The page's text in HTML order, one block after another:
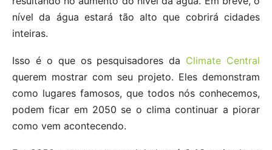
nível da água estará tão alto que cobrirá cidades
inteiras.
Isso é o que os pesquisadores da Climate Central
querem mostrar com seu projeto. Eles demonstram
como lugares famosos, que todos nós conhecemos,
podem ficar em 2050 se o clima continuar a piorar
como vem acontecendo.